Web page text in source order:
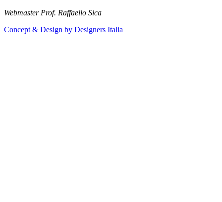
Webmaster Prof. Raffaello Sica
Concept & Design by Designers Italia